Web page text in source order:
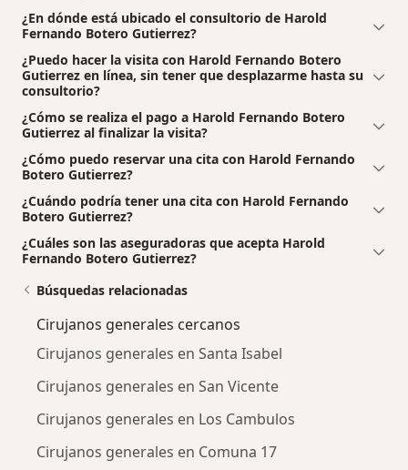
¿En dónde está ubicado el consultorio de Harold
Fernando Botero Gutierrez?
¿Puedo hacer la visita con Harold Fernando Botero
Gutierrez en línea, sin tener que desplazarme hasta su
consultorio?
¿Cómo se realiza el pago a Harold Fernando Botero
Gutierrez al finalizar la visita?
¿Cómo puedo reservar una cita con Harold Fernando
Botero Gutierrez?
¿Cuándo podría tener una cita con Harold Fernando
Botero Gutierrez?
¿Cuáles son las aseguradoras que acepta Harold
Fernando Botero Gutierrez?
Búsquedas relacionadas
Cirujanos generales cercanos
Cirujanos generales en Santa Isabel
Cirujanos generales en San Vicente
Cirujanos generales en Los Cambulos
Cirujanos generales en Comuna 17